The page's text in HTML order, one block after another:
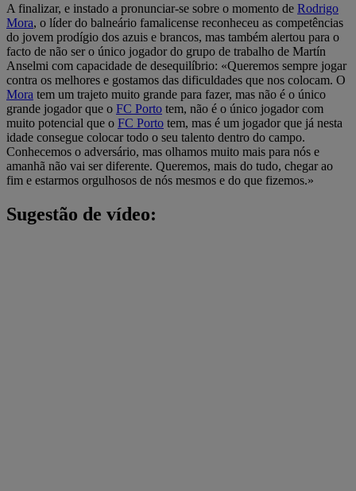
A finalizar, e instado a pronunciar-se sobre o momento de Rodrigo
Mora, o líder do balneário famalicense reconheceu as competências
do jovem prodígio dos azuis e brancos, mas também alertou para o
facto de não ser o único jogador do grupo de trabalho de Martín
Anselmi com capacidade de desequilíbrio: «Queremos sempre jogar
contra os melhores e gostamos das dificuldades que nos colocam. O
Mora tem um trajeto muito grande para fazer, mas não é o único
grande jogador que o FC Porto tem, não é o único jogador com
muito potencial que o FC Porto tem, mas é um jogador que já nesta
idade consegue colocar todo o seu talento dentro do campo.
Conhecemos o adversário, mas olhamos muito mais para nós e
amanhã não vai ser diferente. Queremos, mais do tudo, chegar ao
fim e estarmos orgulhosos de nós mesmos e do que fizemos.»
Sugestão de vídeo: